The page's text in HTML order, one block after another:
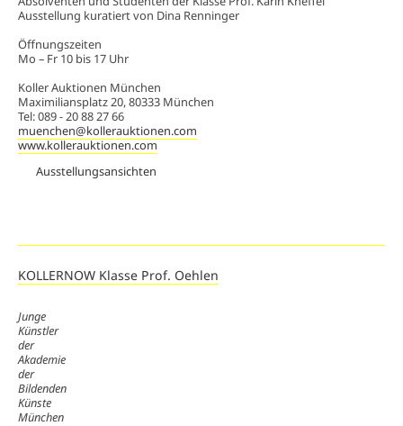
Ausstellung kuratiert von Dina Renninger
Öffnungszeiten
Mo – Fr 10 bis 17 Uhr
Koller Auktionen München
Maximiliansplatz 20, 80333 München
Tel: 089 - 20 88 27 66
muenchen@kollerauktionen.com
www.kollerauktionen.com
Ausstellungsansichten
KOLLERNOW Klasse Prof. Oehlen
Junge
Künstler
der
Akademie
der
Bildenden
Künste
München